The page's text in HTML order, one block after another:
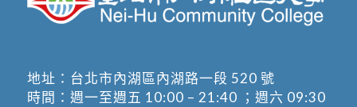
地址： 台北市內湖區內湖路一段 520 號
時間：週一至週五 10:00 – 21:40 ；週六 09:30